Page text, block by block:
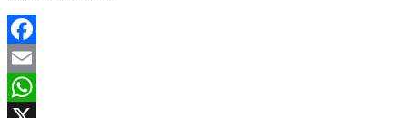
Facebook
Email